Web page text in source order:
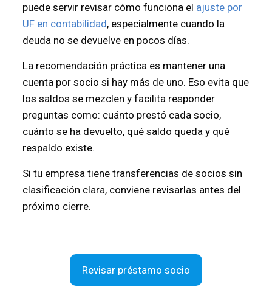
puede servir revisar cómo funciona el ajuste por
UF en contabilidad, especialmente cuando la
deuda no se devuelve en pocos días.
La recomendación práctica es mantener una
cuenta por socio si hay más de uno. Eso evita que
los saldos se mezclen y facilita responder
preguntas como: cuánto prestó cada socio,
cuánto se ha devuelto, qué saldo queda y qué
respaldo existe.
Si tu empresa tiene transferencias de socios sin
clasificación clara, conviene revisarlas antes del
próximo cierre.
Revisar préstamo socio